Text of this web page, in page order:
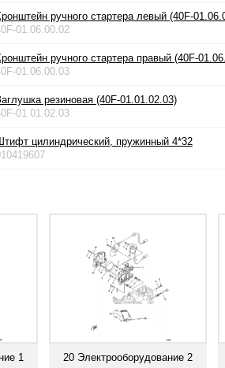
ручного стартера левый (40F-
01.06.00.02
ручного стартера правый (40F-
01.06.00.03
резиновая (40F-01.01.02.03)
01.01.02.03
цилиндрический, пружинный 4*32
1 20 Электрооборудование 2